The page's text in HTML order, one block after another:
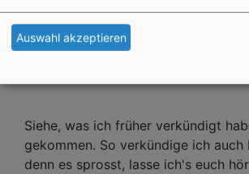
Geschehens.
Siehe, was ich früher verkündigt
gekommen. So verkündige ich auch
denn es sprosst, lasse ich's euch
Auswahl akzeptieren